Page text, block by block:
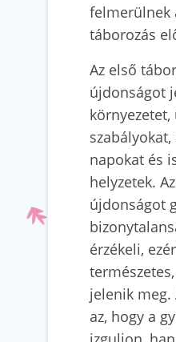
felmerülnek
táborozás
Az első
újdonságot
környezetet,
napokat és
helyzetek.
újdonságot
érzékeli,
jelenik
az, hogy a